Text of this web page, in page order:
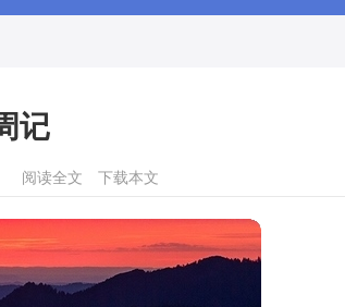
记
阅读全文 下载本文